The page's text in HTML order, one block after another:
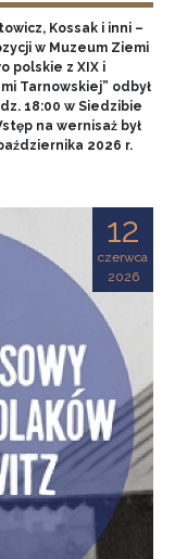
Kossak i inni –
w Muzeum Ziemi
polskie z XIX i
Tarnowskiej” odbył
18:00 w Siedzibie
na wernisaż był
2026 r.
12
czerwca
2026